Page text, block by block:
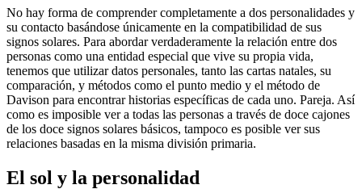
No hay forma de comprender completamente a dos personalidades y
su contacto basándose únicamente en la compatibilidad de sus
signos solares. Para abordar verdaderamente la relación entre dos
personas como una entidad especial que vive su propia vida,
tenemos que utilizar datos personales, tanto las cartas natales, su
comparación, y métodos como el punto medio y el método de
Davison para encontrar historias específicas de cada uno. Pareja. Así
como es imposible ver a todas las personas a través de doce cajones
de los doce signos solares básicos, tampoco es posible ver sus
relaciones basadas en la misma división primaria.
El sol y la personalidad